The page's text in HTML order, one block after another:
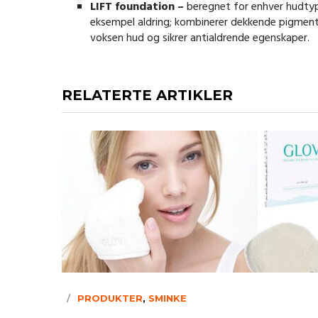
LIFT foundation –beregnet for enhver
eksempel aldring; kombinerer dekkende
voksen hud og sikrer antialdrende egenskaper.
RELATERTE ARTIKLER
PRODUKTER, SMINKE